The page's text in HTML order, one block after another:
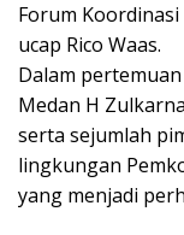
Forum
ucap Rico Waas.
Dalam
Medan H
serta sejumlah
lingkungan
yang menjadi